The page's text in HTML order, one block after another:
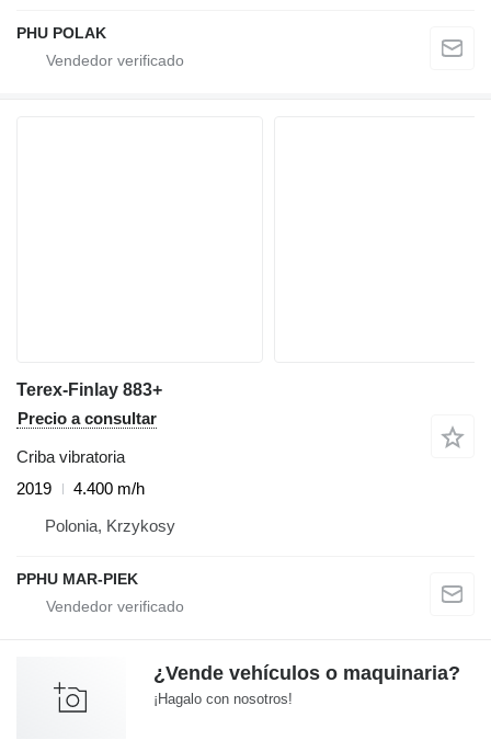
PHU POLAK
Terex-Finlay 883+
Precio a consultar
Criba vibratoria
2019
4.400 m/h
Polonia, Krzykosy
PPHU MAR-PIEK
¿Vende vehículos o maquinaria?
¡Hagalo con nosotros!